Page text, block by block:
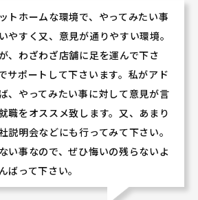
トホームな環境で、やってみたい事
やすく又、意見が通りやすい環境。
、わざわざ店舗に足を運んで下さ
サポートして下さいます。私がアド
、やってみたい事に対して意見が言
職をオススメ致します。又、あまり
説明会などにも行ってみて下さい。
い事なので、ぜひ悔いの残らないよ
ばって下さい。